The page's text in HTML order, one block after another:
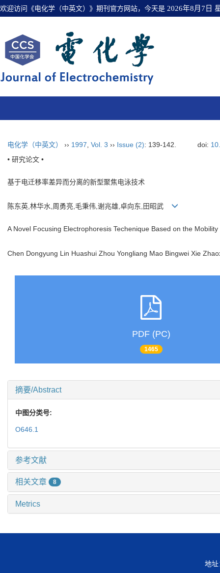
欢迎访问《电化学（中英文）》期刊官方网站，今天是 2026年8月7日
电化学（中英文） ›› 1997 Vol. 3 ›› Issue (2): 139-142. doi:
• 研究论文 •
基于电迁移率差异而分离的新型聚焦电泳技术
陈东英,林华水,周勇亮,毛秉伟,谢兆雄,卓向东,田昭武
A Novel Focusing Electrophoresis Techenique Based on the
Chen Dongyung Lin Huashui Zhou Yongliang Mao Bingwei Xie
PDF (PC)
1465
摘要/Abstract
中图分类号:
O646.1
参考文献
相关文章 8
Metrics
地